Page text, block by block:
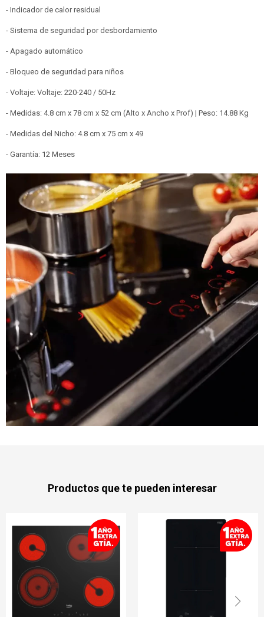
- Indicador de calor residual
- Sistema de seguridad por desbordamiento
- Apagado automático
- Bloqueo de seguridad para niños
- Voltaje: Voltaje: 220-240 / 50Hz
- Medidas: 4.8 cm x 78 cm x 52 cm (Alto x Ancho x Prof) | Peso: 14.88 Kg
- Medidas del Nicho: 4.8 cm x 75 cm x 49
- Garantía: 12 Meses
Productos que te pueden interesar